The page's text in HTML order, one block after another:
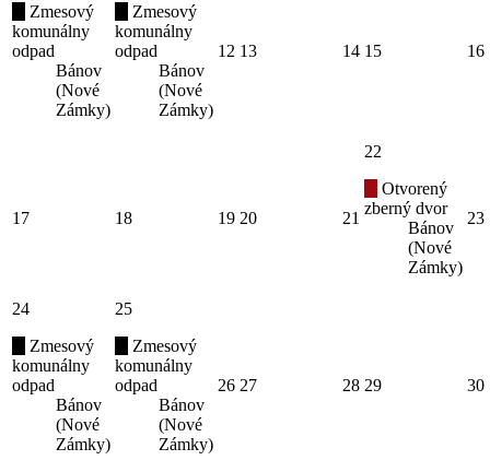
Zmesový
komunálny
odpad
Bánov
(Nové
Zámky)
Zmesový
komunálny
odpad
Bánov
(Nové
Zámky)
12 13 14 15 16
17 18 19 20 21
22
Otvorený
zberný dvor
Bánov
(Nové
Zámky)
23
24
Zmesový
komunálny
odpad
Bánov
(Nové
Zámky)
25
Zmesový
komunálny
odpad
Bánov
(Nové
Zámky)
26 27 28 29 30